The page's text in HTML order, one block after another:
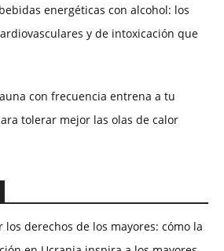
energéticas con alcohol: los
y de intoxicación que
con frecuencia entrena a tu
tolerar mejor las olas de calor
los derechos de los mayores: cómo la